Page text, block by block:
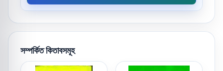
সম্পর্কিত কিতাবসমূহ